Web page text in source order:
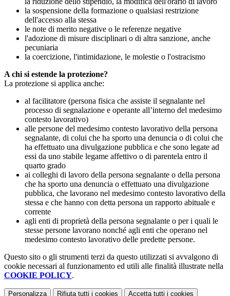
la sospensione della formazione o qualsiasi restrizione
dell'accesso alla stessa
le note di merito negative o le referenze negative
l'adozione di misure disciplinari o di altra sanzione, anche
pecuniaria
la coercizione, l'intimidazione, le molestie o l'ostracismo
A chi si estende la protezione?
La protezione si applica anche:
al facilitatore (persona fisica che assiste il segnalante nel
processo di segnalazione e operante all’interno del medesimo
contesto lavorativo)
alle persone del medesimo contesto lavorativo della persona
segnalante, di colui che ha sporto una denuncia o di colui che
ha effettuato una divulgazione pubblica e che sono legate ad
essi da uno stabile legame affettivo o di parentela entro il
quarto grado
ai colleghi di lavoro della persona segnalante o della persona
che ha sporto una denuncia o effettuato una divulgazione
pubblica, che lavorano nel medesimo contesto lavorativo della
stessa e che hanno con detta persona un rapporto abituale e
corrente
agli enti di proprietà della persona segnalante o per i quali le
stesse persone lavorano nonché agli enti che operano nel
medesimo contesto lavorativo delle predette persone.
Questo sito o gli strumenti terzi da questo utilizzati si avvalgono di
cookie necessari al funzionamento ed utili alle finalità illustrate nella
COOKIE POLICY.
Personalizza Rifiuta tutti i cookies Accetta tutti i cookies